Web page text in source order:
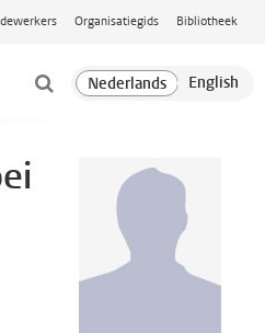
Organisatiegids Bibliotheek